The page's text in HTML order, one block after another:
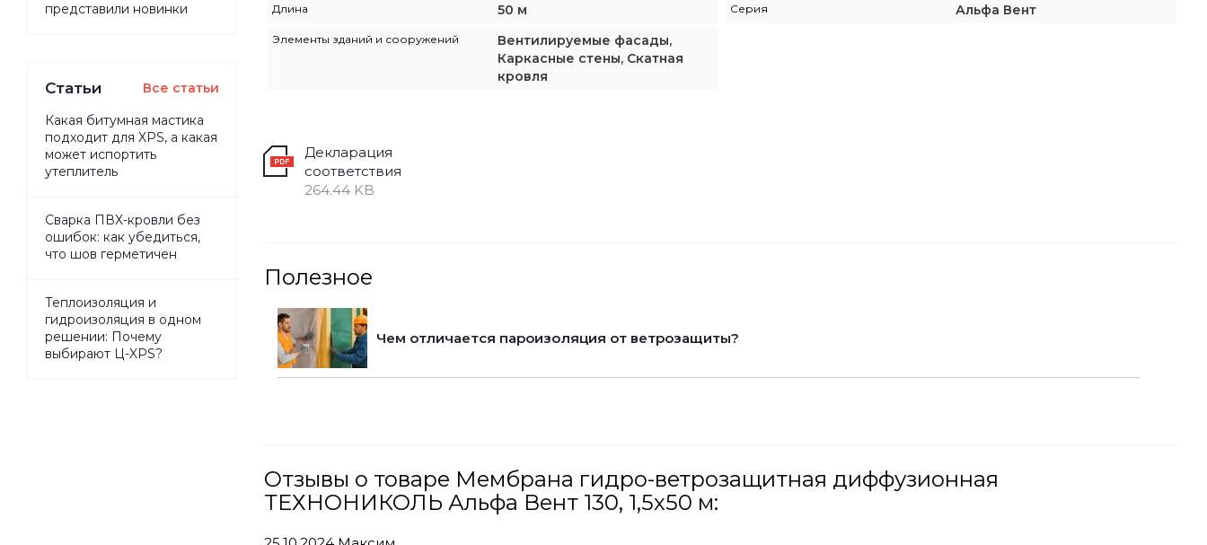
Длина 50 м Серия Альфа Вент
Элементы зданий и сооружений
Вентилируемые фасады,
Каркасные стены, Скатная
кровля
Декларация
соответствия
264.44 KB
Полезное
Чем отличается пароизоляция от ветрозащиты?
Отзывы о товаре Мембрана гидро-ветрозащитная диффузионная
ТЕХНОНИКОЛЬ Альфа Вент 130, 1,5х50 м:
представили новинки
Статьи Все статьи
Какая битумная мастика
подходит для XPS, а какая
может испортить
утеплитель
Сварка ПВХ-кровли без
ошибок: как убедиться,
что шов герметичен
Теплоизоляция и
гидроизоляция в одном
решении: Почему
выбирают Ц-XPS?